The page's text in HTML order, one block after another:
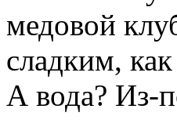
медовой
сладким,
А вода? Из-